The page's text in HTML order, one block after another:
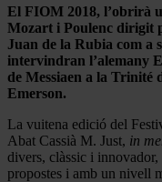
El FIOM 2018, l’obrirà
Mozart i Poulenc dirigit
Juan de la Rubia com a
intervindran l’alemany
de Messiaen a la Trinité
Emerson.
La vuitena edició del
Abat Cassià M. Just, in
divers, clàssic i innovador,
propostes i amb un nivell